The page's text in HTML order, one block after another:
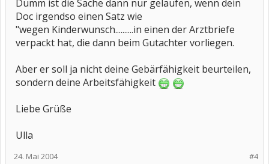
Dumm ist die Sache dann nur gelaufen, wenn dein
Doc irgendso einen Satz wie
"wegen Kinderwunsch..........in einen der Arztbriefe
verpackt hat, die dann beim Gutachter vorliegen.
Aber er soll ja nicht deine Gebärfähigkeit beurteilen,
sondern deine Arbeitsfähigkeit
Liebe Grüße
Ulla
#4
24. Mai 2004